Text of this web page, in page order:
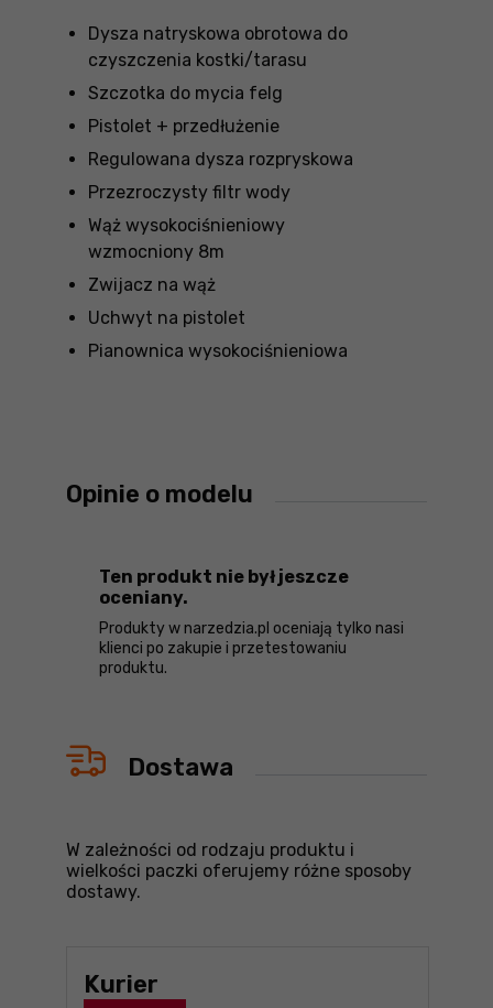
Dysza natryskowa obrotowa do
czyszczenia kostki/tarasu
Szczotka do mycia felg
Pistolet + przedłużenie
Regulowana dysza rozpryskowa
Przezroczysty filtr wody
Wąż wysokociśnieniowy
wzmocniony 8m
Zwijacz na wąż
Uchwyt na pistolet
Pianownica wysokociśnieniowa
Opinie o modelu
Ten produkt nie był jeszcze
oceniany.
Produkty w narzedzia.pl oceniają tylko nasi
klienci po zakupie i przetestowaniu
produktu.
Dostawa
W zależności od rodzaju produktu i
wielkości paczki oferujemy różne sposoby
dostawy.
Kurier